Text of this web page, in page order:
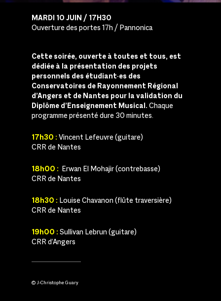
MARDI 10 JUIN / 17H30
Ouverture des portes 17h / Pannonica
Cette soirée, ouverte à toutes et tous, est
dédiée à la présentation des projets
personnels des étudiant·es des
Conservatoires de Rayonnement Régional
d’Angers et de Nantes pour la validation du
Diplôme d’Enseignement Musical. Chaque
programme présenté dure 30 minutes.
17h30 : Vincent Lefeuvre (guitare)
CRR de Nantes
18h00 : Erwan El Mohajir (contrebasse)
CRR de Nantes
18h30 : Louise Chavanon (flûte traversière)
CRR de Nantes
19h00 : Sullivan Lebrun (guitare)
CRR d’Angers
© J-Christophe Guary